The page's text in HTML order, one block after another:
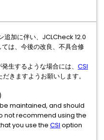
追加に伴い、JCLCheck 12.0
は、今後の改良、不具合修
生するような場合には、 CSI
きますようお願いします。
maintained, and should
not recommend using the
you use the CSI option